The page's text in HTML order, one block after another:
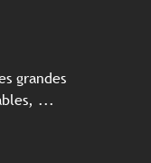
grandes
...